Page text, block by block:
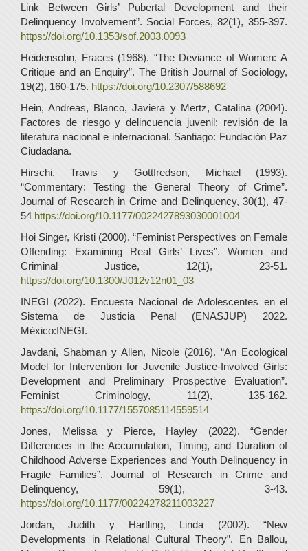
Link Between Girls’ Pubertal Development and their
Delinquency Involvement”. Social Forces, 82(1), 355-397.
https://doi.org/10.1353/sof.2003.0093
Heidensohn, Fraces (1968). “The Deviance of Women: A
Critique and an Enquiry”. The British Journal of Sociology,
19(2), 160-175. https://doi.org/10.2307/588692
Hein, Andreas, Blanco, Javiera y Mertz, Catalina (2004).
Factores de riesgo y delincuencia juvenil: revisión de la
literatura nacional e internacional. Santiago: Fundación Paz
Ciudadana.
Hirschi, Travis y Gottfredson, Michael (1993).
“Commentary: Testing the General Theory of Crime”.
Journal of Research in Crime and Delinquency, 30(1), 47-
54 https://doi.org/10.1177/0022427893030001004
Hoi Singer, Kristi (2000). “Feminist Perspectives on Female
Offending: Examining Real Girls’ Lives”. Women and
Criminal Justice, 12(1), 23-51.
https://doi.org/10.1300/J012v12n01_03
INEGI (2022). Encuesta Nacional de Adolescentes en el
Sistema de Justicia Penal (ENASJUP) 2022.
México:INEGI.
Javdani, Shabman y Allen, Nicole (2016). “An Ecological
Model for Intervention for Juvenile Justice-Involved Girls:
Development and Preliminary Prospective Evaluation”.
Feminist Criminology, 11(2), 135-162.
https://doi.org/10.1177/1557085114559514
Jones, Melissa y Pierce, Hayley (2022). “Gender
Differences in the Accumulation, Timing, and Duration of
Childhood Adverse Experiences and Youth Delinquency in
Fragile Families”. Journal of Research in Crime and
Delinquency, 59(1), 3-43.
https://doi.org/10.1177/00224278211003227
Jordan, Judith y Hartling, Linda (2002). “New
Developments in Relational Cultural Theory”. En Ballou,